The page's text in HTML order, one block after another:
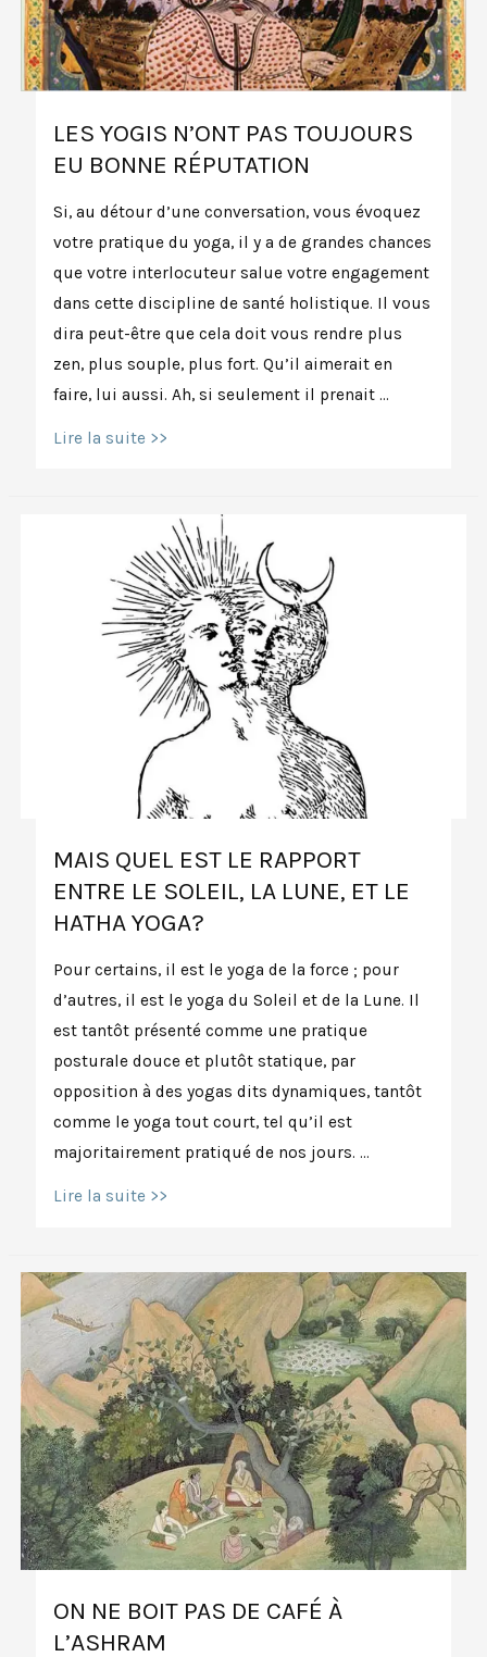
LES YOGIS N’ONT PAS TOUJOURS
EU BONNE RÉPUTATION
Si, au détour d’une conversation, vous évoquez
votre pratique du yoga, il y a de grandes chances
que votre interlocuteur salue votre engagement
dans cette discipline de santé holistique. Il vous
dira peut-être que cela doit vous rendre plus
zen, plus souple, plus fort. Qu’il aimerait en
faire, lui aussi. Ah, si seulement il prenait …
Les
réputation
Lire la suite >>
MAIS QUEL EST LE RAPPORT
ENTRE LE SOLEIL, LA LUNE, ET LE
HATHA YOGA?
Pour certains, il est le yoga de la force ; pour
d’autres, il est le yoga du Soleil et de la Lune. Il
est tantôt présenté comme une pratique
posturale douce et plutôt statique, par
opposition à des yogas dits dynamiques, tantôt
comme le yoga tout court, tel qu’il est
majoritairement pratiqué de nos jours. …
Mais
entre
le
soleil,
la
lune,
et
le
Hatha
Yoga?
Lire la suite >>
ON NE BOIT PAS DE CAFÉ À
L’ASHRAM